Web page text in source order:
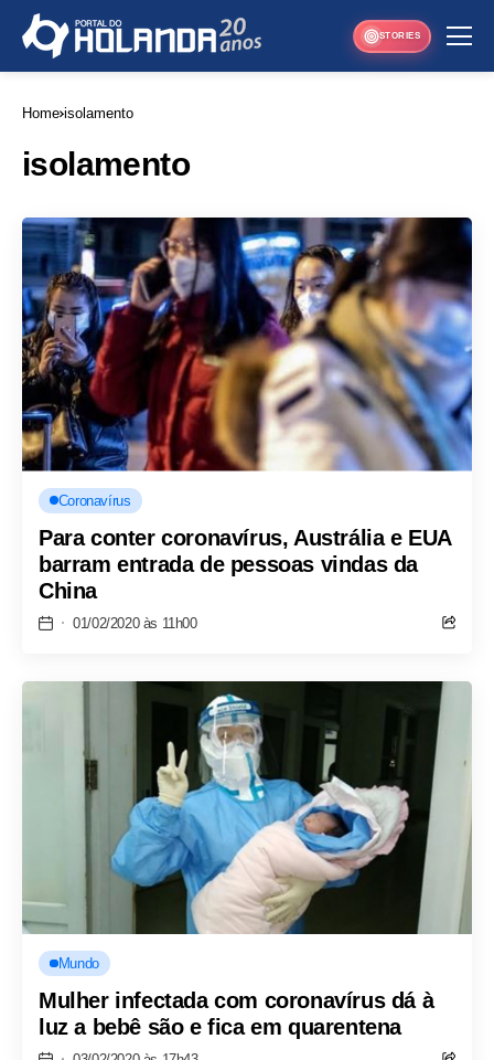
STORIES
Home isolamento
isolamento
Coronavírus
Para conter coronavírus, Austrália e EUA
barram entrada de pessoas vindas da
China
01/02/2020 às 11h00
Mundo
Mulher infectada com coronavírus dá à
luz a bebê são e fica em quarentena